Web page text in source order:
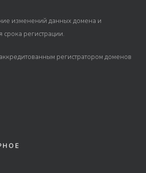
изменений данных домена и
регистрации.
регистратором доменов